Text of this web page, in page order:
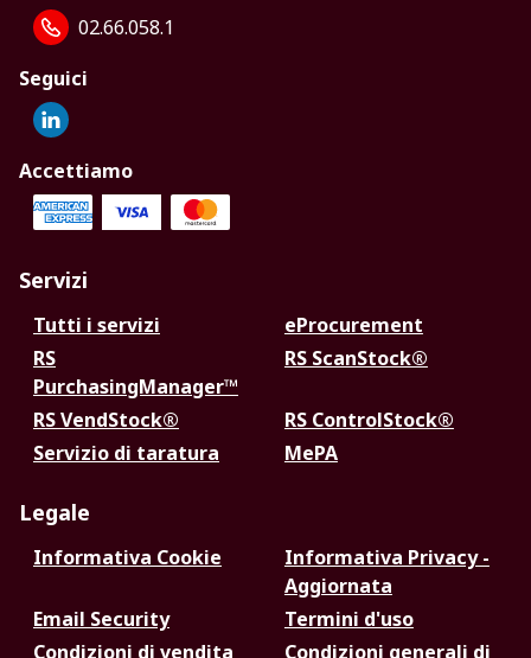
02.66.058.1
Seguici
Accettiamo
Servizi
Tutti i servizi
eProcurement
RS
PurchasingManager™
RS ScanStock®
RS VendStock®
RS ControlStock®
Servizio di taratura
MePA
Legale
Informativa Cookie
Informativa Privacy -
Aggiornata
Email Security
Termini d'uso
Condizioni di vendita
Condizioni generali di